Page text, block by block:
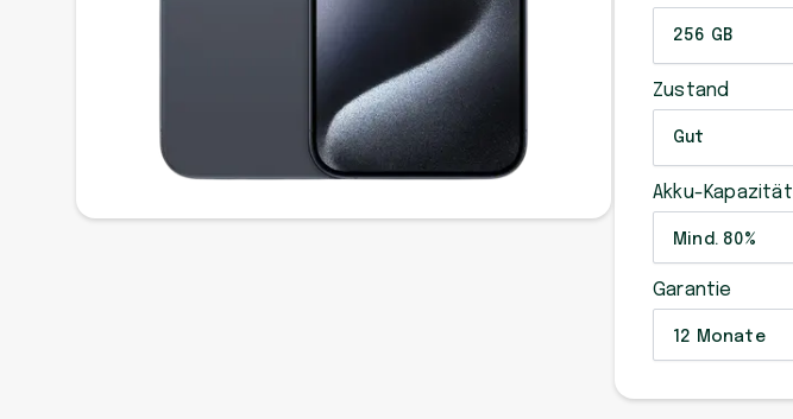
256 GB
Zustand
Gut
Akku-Kapazität
Mind. 80%
Garantie
12 Monate